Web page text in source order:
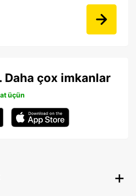
Daha çox imkanlar
üçün